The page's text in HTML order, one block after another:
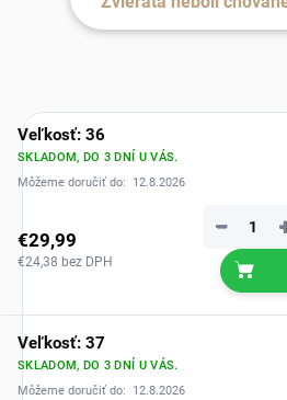
Veľkosť: 36
SKLADOM, DO 3 DNÍ U VÁS.
Môžeme doručiť do:
12.8.2026
€29,99
€24,38 bez DPH
−
Veľkosť: 37
SKLADOM, DO 3 DNÍ U VÁS.
Môžeme doručiť do:
12.8.2026